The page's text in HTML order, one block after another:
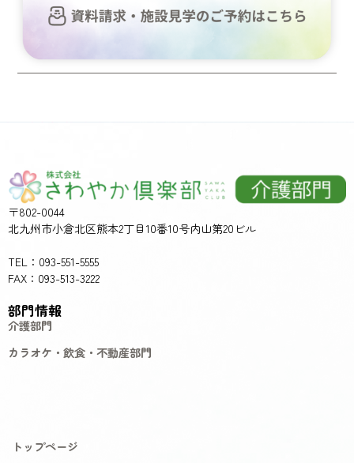
〒802-0044
北九州市小倉北区熊本2丁目10番10号内山第20ビル
TEL：093-551-5555
FAX：093-513-3222
部門情報
介護部門
カラオケ・飲食・不動産部門
トップページ